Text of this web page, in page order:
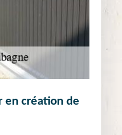
en création de